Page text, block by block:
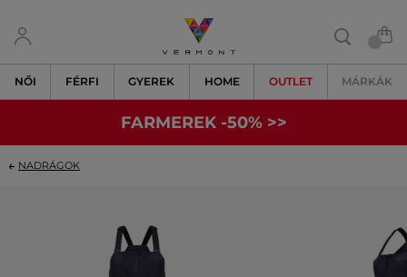
NŐI FÉRFI GYEREK HOME OUTLET MÁRKÁK
FARMEREK -50% >>
NADRÁGOK